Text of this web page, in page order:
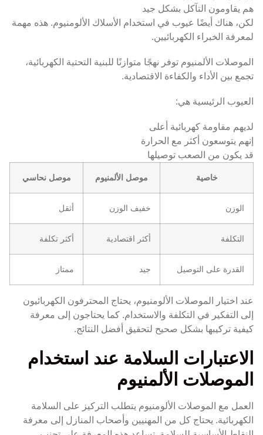
هم يقاومون التآكل بشكل جيد
لكن، هناك أيضًا عيوب في استخدام الأسلاك الألومنيوم. هذه مهمة
لمعرفة الخبراء الكهربائيين.
الموصلات الألمنيوم توفر نهجًا متوازنًا للبنية التحتية الكهربائية،
تجمع بين الأداء والكفاءة الاقتصادية.
العيوب الرئيسية هي:
لديهم مقاومة كهربائية أعلى
إنهم يتوسعون أكثر مع الحرارة
قد يكون من الصعب توصيلها
خاصية موصل الألمنيوم موصل نحاسي
الوزن خفيف الوزن أثقل
التكلفة أكثر اقتصادية أكثر تكلفة
القدرة على التوصيل جيد ممتاز
عند اختيار الموصلات الألومنيوم، يحتاج المحترفون الكهربائيون
إلى التفكير في التكلفة والاستخدام. كما يحتاجون إلى معرفة
كيفية تركيبها بشكل صحيح لتحقيق أفضل النتائج.
الاعتبارات السلامة عند استخدام
الموصلات الألمنيوم
العمل مع الموصلات الألومنيوم يتطلب التركيز على السلامة
الكهربائية. يحتاج كل من المهنيين وأصحاب المنازل إلى معرفة